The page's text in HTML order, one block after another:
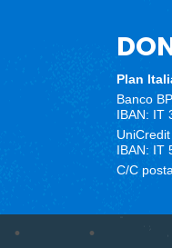
Plan
Banco
IBAN: IT
IBAN: IT
C/C